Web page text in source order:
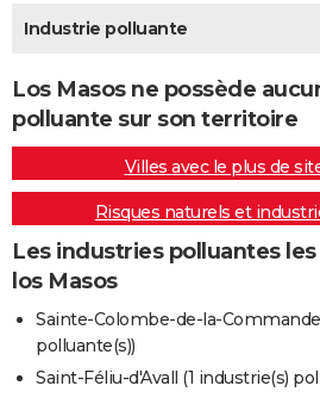
Destinations
City break
Voyage nature
Voyage de noces
Forum
Climat
+PHOTO
GUIDES D'ACHAT
BONS PLANS
CARTE DE VOEUX
Carte de Noël
Carte Bonne année
Carte Saint-Valentin
Carte Pâques
Carte d'anniversaire
DICTIONNAIRE
Dictionnaire
Biographies
Citations
Expressions
Proverbes
PROGRAMME TV
COPAINS D'AVANT
S'inscrire
Se connecter
Lycées
Collèges
Primaires
Universités
Entreprises
Service militaire
Avis de recherche
AVIS DE DÉCÈS
Industrie polluante
Los Masos ne possède
polluante sur son territoire
Villes avec le plus de
Risques naturels et
Les industries polluantes
los Masos
Sainte-Colombe-de-la-
polluante(s))
Saint-Féliu-d'Avall (1 industrie(s)